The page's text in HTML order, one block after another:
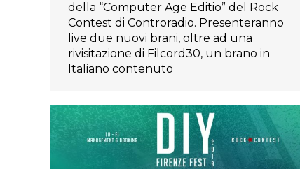
della “Computer Age Editio” del Rock
Contest di Controradio. Presenteranno
live due nuovi brani, oltre ad una
rivisitazione di Filcord30, un brano in
Italiano contenuto